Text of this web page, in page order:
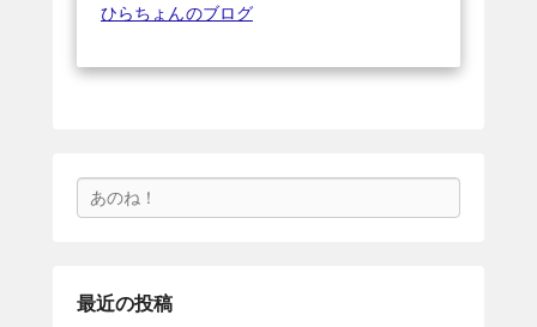
ひらちょんのブログ
索
最近の投稿